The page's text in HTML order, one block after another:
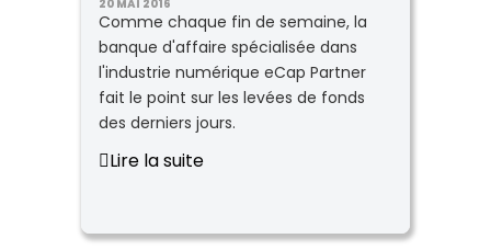
20 MAI 2016
Comme chaque fin de semaine, la
banque d'affaire spécialisée dans
l'industrie numérique eCap Partner
fait le point sur les levées de fonds
des derniers jours.
Lire la suite